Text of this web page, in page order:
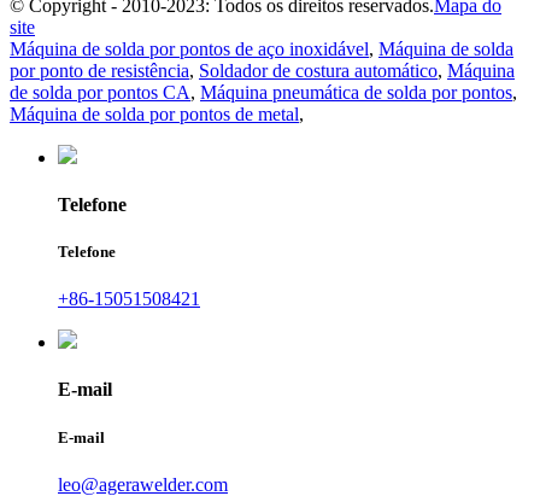
© Copyright - 2010-2023: Todos os direitos reservados.Mapa do
site
Máquina de solda por pontos de aço inoxidável, Máquina de solda
por ponto de resistência, Soldador de costura automático, Máquina
de solda por pontos CA, Máquina pneumática de solda por pontos,
Máquina de solda por pontos de metal,
Telefone
Telefone
+86-15051508421
E-mail
E-mail
leo@agerawelder.com